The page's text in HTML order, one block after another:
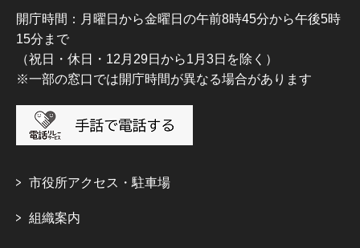
開庁時間：月曜日から金曜日の午前8時45分から午後5時
15分まで
（祝日・休日・12月29日から1月3日を除く）
※一部の窓口では開庁時間が異なる場合があります
市役所アクセス・駐車場
組織案内